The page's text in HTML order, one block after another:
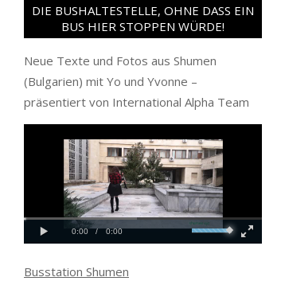
DIE BUSHALTESTELLE, OHNE DASS EIN
BUS HIER STOPPEN WÜRDE!
Neue Texte und Fotos aus Shumen
(Bulgarien) mit Yo und Yvonne –
präsentiert von International Alpha Team
Busstation Shumen